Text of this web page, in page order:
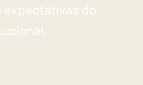
expectativas do